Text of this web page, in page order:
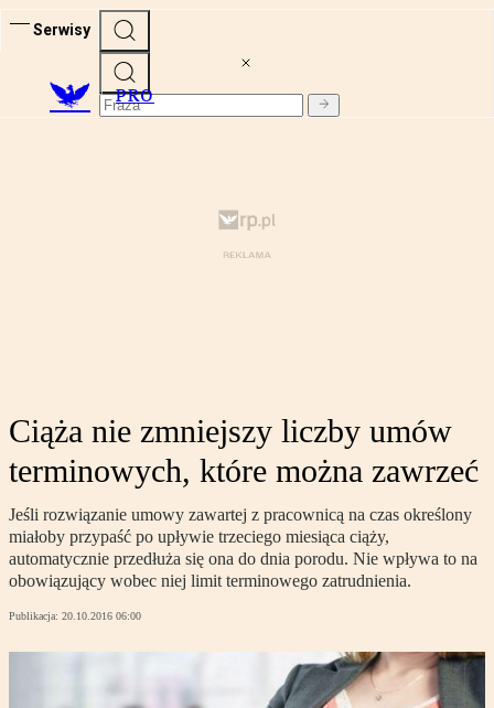
Serwisy
PRO
Ciąża nie zmniejszy liczby umów
terminowych, które można zawrzeć
Jeśli rozwiązanie umowy zawartej z pracownicą na czas określony
miałoby przypaść po upływie trzeciego miesiąca ciąży,
automatycznie przedłuża się ona do dnia porodu. Nie wpływa to na
obowiązujący wobec niej limit terminowego zatrudnienia.
Publikacja: 20.10.2016 06:00